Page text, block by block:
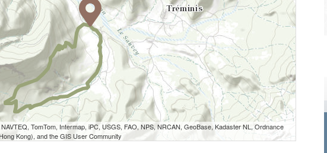
TomTom, Intermap, iPC, USGS, FAO, NPS, NRCAN, GeoBase, Kadaster NL, Ordnance
Kong), and the GIS User Community